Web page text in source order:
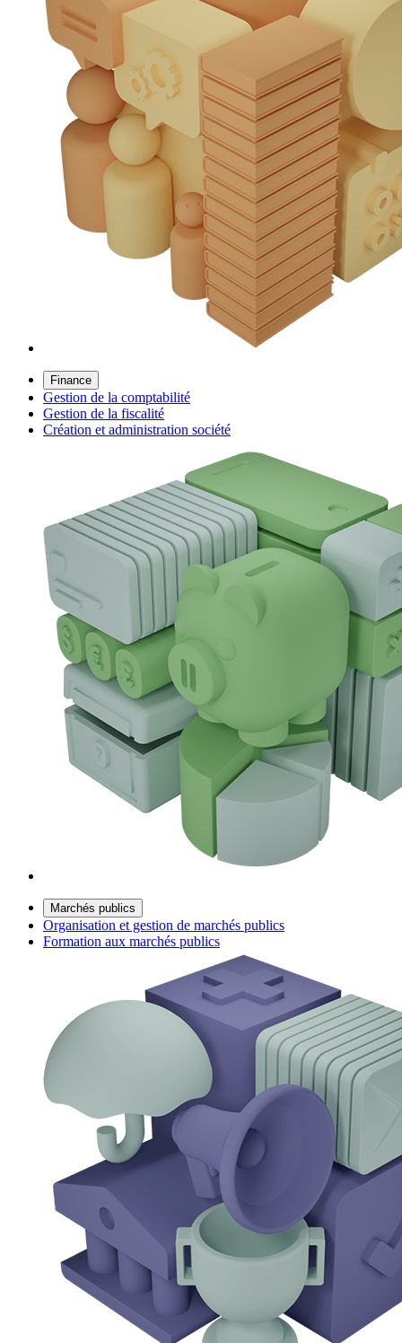
Finance
Gestion de la comptabilité
Gestion de la fiscalité
Création et administration société
Marchés publics
Organisation et gestion de marchés publics
Formation aux marchés publics